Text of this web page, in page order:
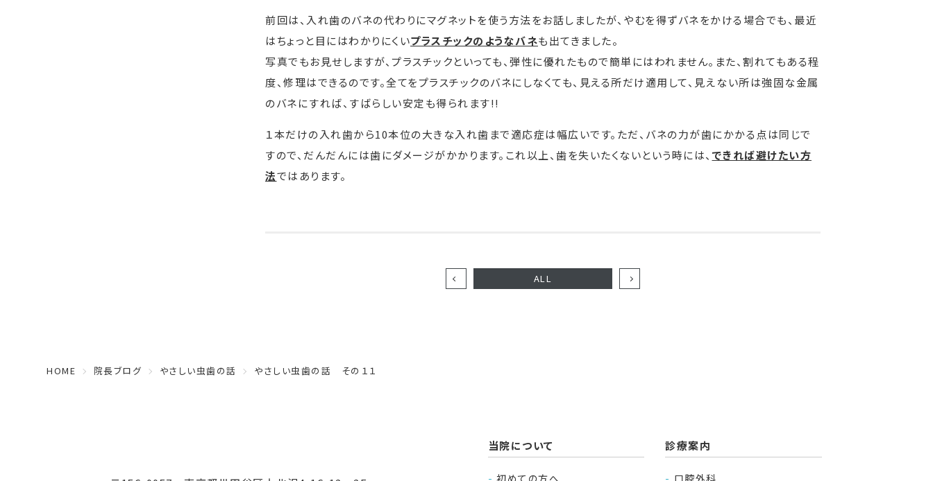
前回は、入れ歯のバネの代わりにマグネットを使う方法をお話しましたが、やむを得ずバネをかける場合でも、最近
はちょっと目にはわかりにくいプラスチックのようなバネも出てきました。
写真でもお見せしますが、プラスチックといっても、弾性に優れたもので簡単にはわれません。また、割れてもある程
度、修理はできるのです。全てをプラスチックのバネにしなくても、見える所だけ適用して、見えない所は強固な金属
のバネにすれば、すばらしい安定も得られます!!
１本だけの入れ歯から10本位の大きな入れ歯まで適応症は幅広いです。ただ、バネの力が歯にかかる点は同じで
すので、だんだんには歯にダメージがかかります。これ以上、歯を失いたくないという時には、 できれば避けたい方
法ではあります。
ALL
HOME 院長ブログ やさしい虫歯の話 やさしい虫歯の話 その１１
当院について
初めての方へ
診療案内
口腔外科